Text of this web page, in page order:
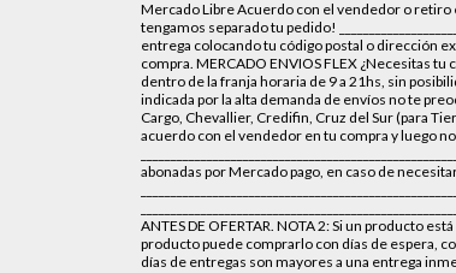
Mercado Libre Acuerdo con el vendedor o
tengamos separado tu pedido!
entrega colocando tu código postal o dirección
compra. MERCADO ENVIOS FLEX ¿Necesitas
dentro de la franja horaria de 9 a 21hs, sin
indicada por la alta demanda de envíos no te
Cargo, Chevallier, Credifin, Cruz del Sur (para
acuerdo con el vendedor en tu compra y luego
abonadas por Mercado pago, en caso de
ANTES DE OFERTAR. NOTA 2: Si un producto
producto puede comprarlo con días de espera,
días de entregas son mayores a una entrega